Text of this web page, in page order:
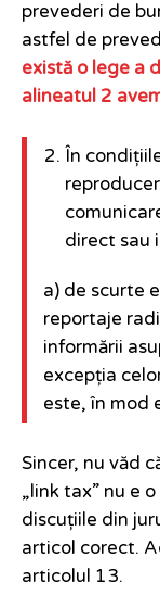
prevederi de
astfel de
există o lege a
alineatul 2
În
direct sau
a) de scurte
reportaje
informării
excepția
este, în mod
Sincer, nu văd
„link tax” nu e
discuțiile din
articol corect.
articolul 13.